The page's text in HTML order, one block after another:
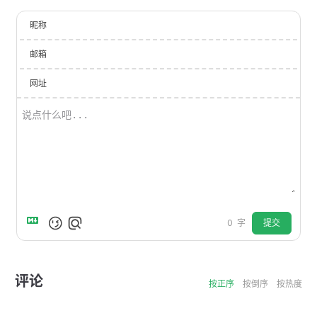
昵称
邮箱
网址
0 字 提交
评论 按正序 按倒序 按热度